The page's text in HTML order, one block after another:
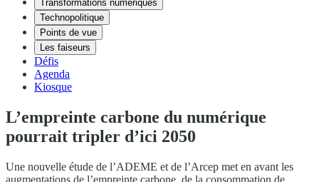
Transformations numériques
Technopolitique
Points de vue
Les faiseurs
Défis
Agenda
Kiosque
L’empreinte carbone du numérique
pourrait tripler d’ici 2050
Une nouvelle étude de l’ADEME et de l’Arcep met en avant les
augmentations de l’empreinte carbone, de la consommation de